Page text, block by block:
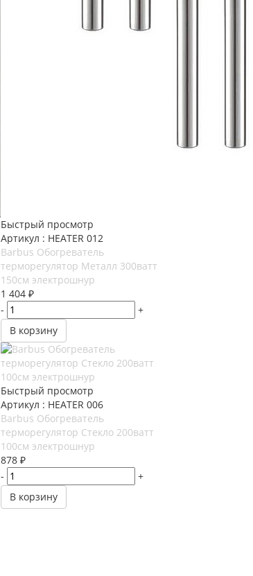
Быстрый просмотр
Артикул : HEATER 012
Barbus Обогреватель
терморегулятор Металл 300ватт
150см электрошнур
1 404₽
-
+
В корзину
Быстрый просмотр
Артикул : HEATER 006
Barbus Обогреватель
терморегулятор Стекло 200ватт
100см электрошнур
878₽
-
+
В корзину